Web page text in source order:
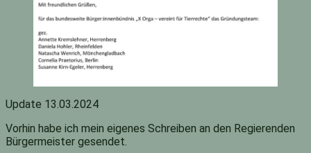
Update 13.03.2024
Vorhin habe ich mein eigenes Schreiben an den Regierenden
Bürgermeister gesendet.